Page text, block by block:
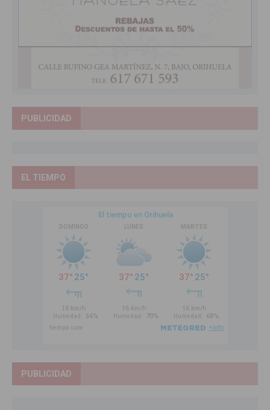
PUBLICIDAD
EL TIEMPO
PUBLICIDAD